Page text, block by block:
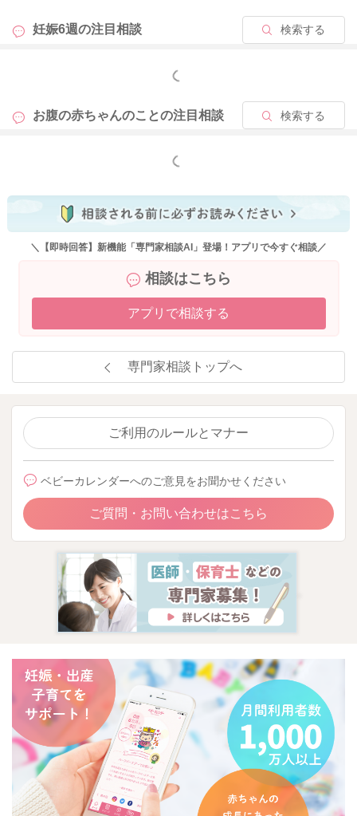
妊娠6週の注目相談 検索する
もっと見る
お腹の赤ちゃんのことの注目相談 検索する
もっと見る
＼【即時回答】新機能「専門家相談AI」登場！アプリで今すぐ相談／
相談はこちら
アプリで相談する
専門家相談トップへ
ご利用のルールとマナー
ベビーカレンダーへのご意見をお聞かせください
ご質問・お問い合わせはこちら